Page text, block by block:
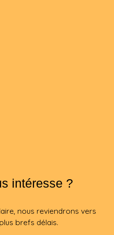
intéresse ?
nous reviendrons vers
brefs délais.